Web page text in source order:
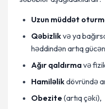
Uzun müddət
Qəbizlikvə ya
həddindən artıq
Ağır qaldırmavə
Hamiləlikdövründə
Obezite (artıq çəki),